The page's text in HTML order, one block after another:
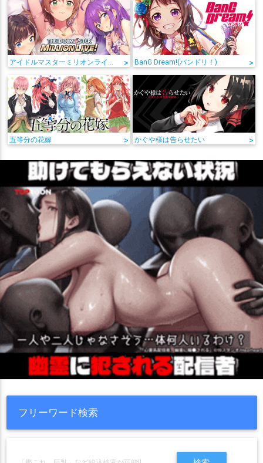
> BanG Dream!(バンドリ！) >
五等分の花嫁 > かぐや様は告らせたい >
フリーワード検索